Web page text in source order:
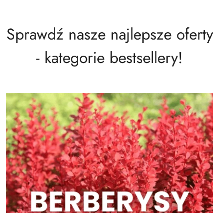
Sprawdź nasze najlepsze oferty
- kategorie bestsellery!